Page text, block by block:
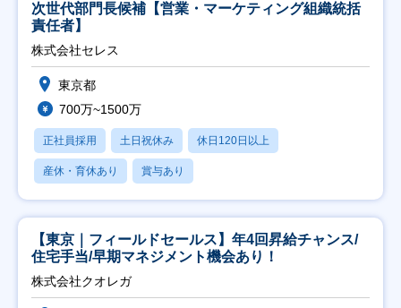
次世代部門長候補【営業・マーケティング組織統括
責任者】
株式会社セレス
東京都
700万~1500万
正社員採用 土日祝休み 休日120日以上
産休・育休あり 賞与あり
【東京｜フィールドセールス】年4回昇給チャンス/
住宅手当/早期マネジメント機会あり！
株式会社クオレガ